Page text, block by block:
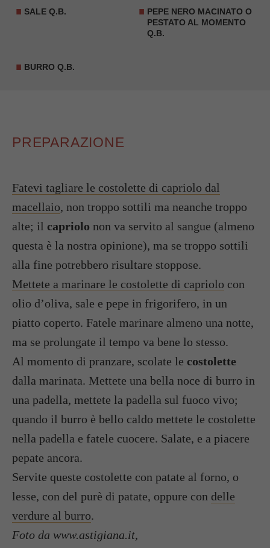
SALE Q.B.
PEPE NERO MACINATO O
PESTATO AL MOMENTO
Q.B.
BURRO Q.B.
PREPARAZIONE
Fatevi tagliare le costolette di capriolo dal
macellaio, non troppo sottili ma neanche troppo
alte; il capriolo non va servito al sangue (almeno
questa è la nostra opinione), ma se troppo sottili
alla fine potrebbero risultare stoppose.
Mettete a marinare le costolette di capriolo con
olio d’oliva, sale e pepe in frigorifero, in un
piatto coperto. Fatele marinare almeno una notte,
ma se prolungate il tempo va bene lo stesso.
Al momento di pranzare, scolate le costolette
dalla marinata. Mettete una bella noce di burro in
una padella, mettete la padella sul fuoco vivo;
quando il burro è bello caldo mettete le costolette
nella padella e fatele cuocere. Salate, e a piacere
pepate ancora.
Servite queste costolette con patate al forno, o
lesse, con del purè di patate, oppure con delle
verdure al burro.
Foto da www.astigiana.it,